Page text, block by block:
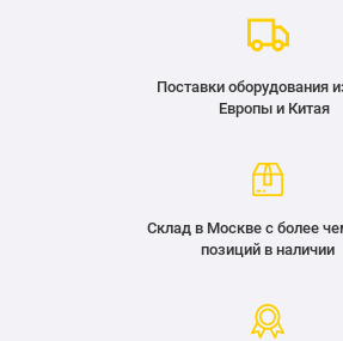
Поставки оборудования
Европы и Китая
Склад в Москве с более
позиций в наличии